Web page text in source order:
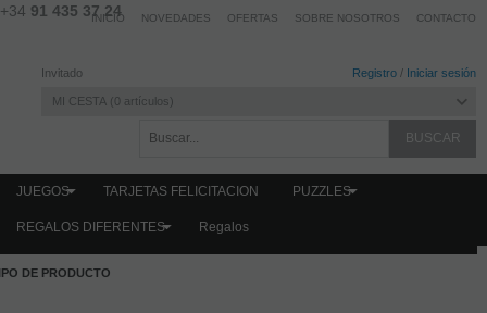
+34 91 435 37 24
Invitado Registro / Iniciar sesión
MI CESTA 0 artículos
INICIO NOVEDADES OFERTAS SOBRE NOSOTROS CONTACTO
JUEGOS TARJETAS FELICITACION PUZZLES
REGALOS DIFERENTES Regalos
DE PRODUCTO